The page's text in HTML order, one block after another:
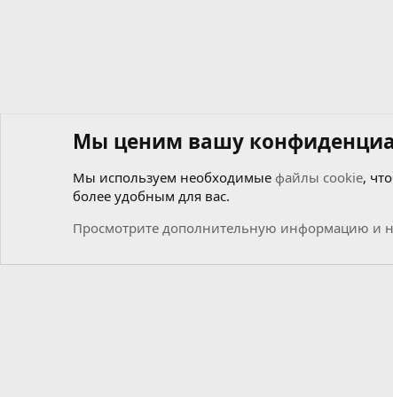
Форумы
Мы ценим вашу
Мы используем необходимые файлы cookie,
более удобным для вас.
Просмотрите дополнительную информацию и